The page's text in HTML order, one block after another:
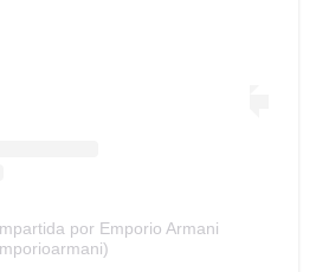
por Emporio Armani